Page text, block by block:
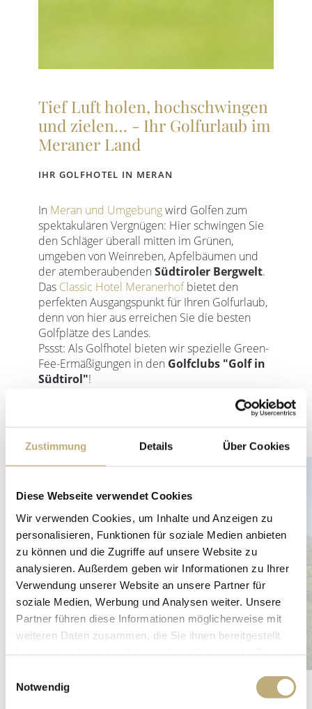
Zustimmung Details Über Cookies
Diese Webseite verwendet Cookies
Wir verwenden Cookies, um Inhalte und Anzeigen zu
personalisieren, Funktionen für soziale Medien anbieten
zu können und die Zugriffe auf unsere Website zu
analysieren. Außerdem geben wir Informationen zu Ihrer
Verwendung unserer Website an unsere Partner für
soziale Medien, Werbung und Analysen weiter. Unsere
Partner führen diese Informationen möglicherweise mit
weiteren Daten zusammen, die Sie ihnen bereitgestellt
Notwendig
Tief Luft holen, hochschwingen
und zielen… - Ihr Golfurlaub im
Meraner Land
IHR GOLFHOTEL IN MERAN
In Meran und Umgebungwird Golfen zum
spektakulären Vergnügen: Hier schwingen Sie
den Schläger überall mitten im Grünen,
umgeben von Weinreben, Apfelbäumen und
der atemberaubenden Südtiroler Bergwelt.
Das Classic Hotel Meranerhofbietet den
perfekten Ausgangspunkt für Ihren Golfurlaub,
denn von hier aus erreichen Sie die besten
Golfplätze des Landes.
Pssst: Als Golfhotel bieten wir spezielle Green-
Fee-Ermäßigungen in den Golfclubs "Golf in
Südtirol"!